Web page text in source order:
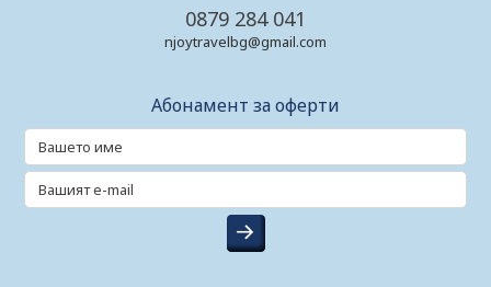
0879 284 041
njoytravelbg@gmail.com
Абонамент за оферти